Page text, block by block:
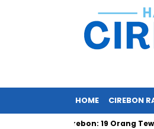
HOME CIREBON
Kuda Cirebon: 19 Orang